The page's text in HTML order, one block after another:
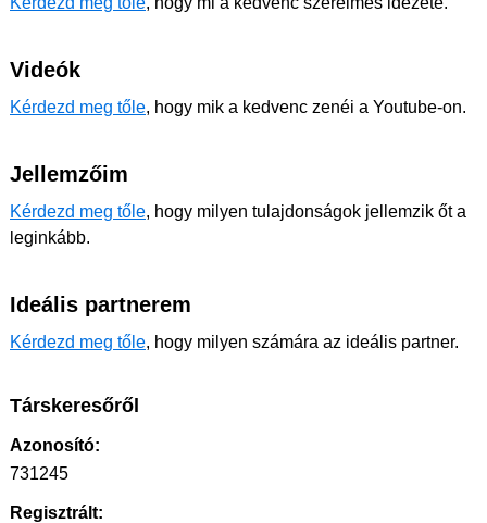
Videók
Kérdezd meg tőle, hogy mik a kedvenc zenéi a Youtube-on.
Jellemzőim
Kérdezd meg tőle, hogy milyen tulajdonságok jellemzik őt a
leginkább.
Ideális partnerem
Kérdezd meg tőle, hogy milyen számára az ideális partner.
Társkeresőről
Azonosító:
731245
Regisztrált: